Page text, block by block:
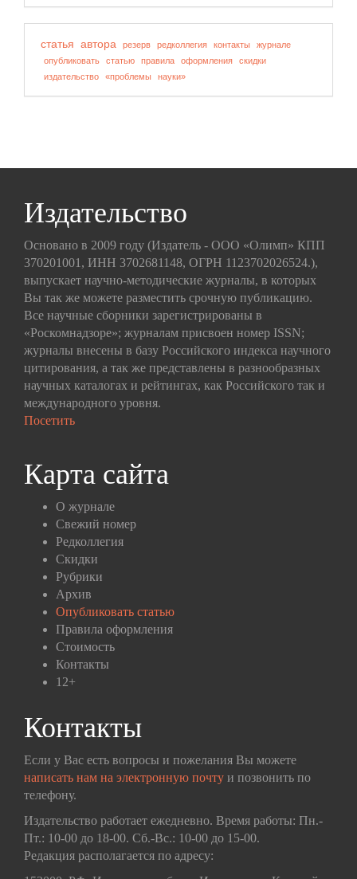
статья автора резерв редколлегия контакты
журнале
опубликовать
статью правила оформления
скидки
издательство
«проблемы науки»
Издательство
Основано в 2009 году (Издатель - ООО «Олимп» КПП
370201001, ИНН 3702681148, ОГРН 1123702026524.),
выпускает научно-методические журналы, в которых
Вы так же можете разместить срочную публикацию.
Все научные сборники зарегистрированы в
«Роскомнадзоре»; журналам присвоен номер ISSN;
журналы внесены в базу Российского индекса научного
цитирования, а так же представлены в разнообразных
научных каталогах и рейтингах, как Российского так и
международного уровня.
Посетить
Карта сайта
О журнале
Свежий номер
Редколлегия
Скидки
Рубрики
Архив
Опубликовать статью
Правила оформления
Стоимость
Контакты
12+
Контакты
Если у Вас есть вопросы и пожелания Вы можете
написать нам на электронную почту и позвонить по
телефону.
Издательство работает ежедневно. Время работы: Пн.-
Пт.: 10-00 до 18-00. Сб.-Вс.: 10-00 до 15-00.
Редакция располагается по адресу: